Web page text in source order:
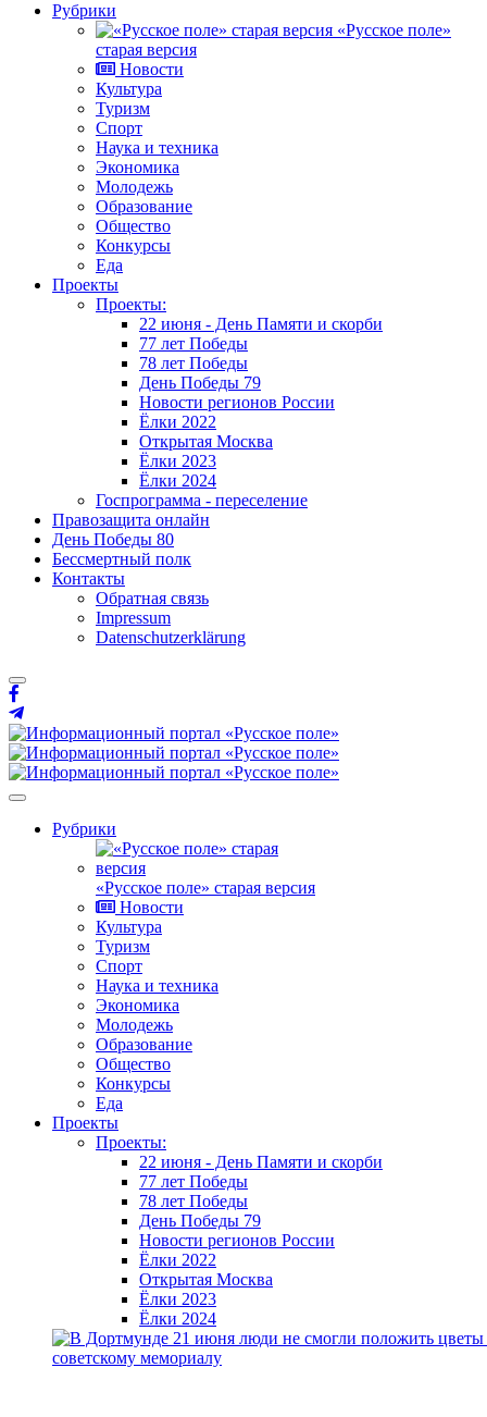
Рубрики
«Русское поле»
старая версия
Новости
Культура
Туризм
Спорт
Наука и техника
Экономика
Молодежь
Образование
Общество
Конкурсы
Еда
Проекты
Проекты:
22 июня - День Памяти и скорби
77 лет Победы
78 лет Победы
День Победы 79
Новости регионов России
Ёлки 2022
Открытая Москва
Ёлки 2023
Ёлки 2024
Госпрограмма - переселение
Правозащита онлайн
День Победы 80
Бессмертный полк
Контакты
Обратная связь
Impressum
Datenschutzerklärung
Рубрики
«Русское поле» старая версия
Новости
Культура
Туризм
Спорт
Наука и техника
Экономика
Молодежь
Образование
Общество
Конкурсы
Еда
Проекты
Проекты:
22 июня - День Памяти и скорби
77 лет Победы
78 лет Победы
День Победы 79
Новости регионов России
Ёлки 2022
Открытая Москва
Ёлки 2023
Ёлки 2024